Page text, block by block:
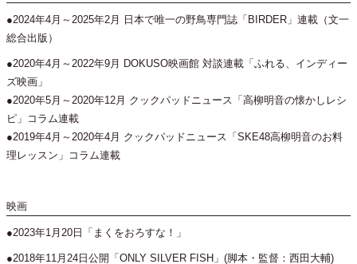
●2024年4月～2025年2月 日本で唯一の野鳥専門誌「BIRDER」連載（文一
総合出版）
●2020年4月～2022年9月 DOKUSO映画館 対談連載「ふれる、インディー
ズ映画」
●2020年5月～2020年12月 クックパッドニュース「高柳明音の懐かしレシ
ピ」コラム連載
●2019年4月～2020年4月 クックパッドニュース「SKE48高柳明音のお料
理レッスン」コラム連載
映画
●2023年1月20日「まくをおろすな！」
●2018年11月24日公開「ONLY SILVER FISH」(脚本・監督：西田大輔)